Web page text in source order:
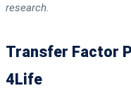
research.
Transfer Factor
4Life